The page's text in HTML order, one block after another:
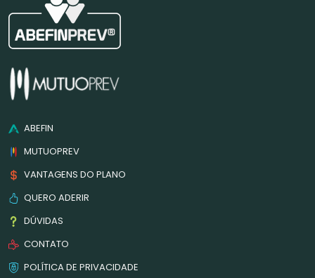
ABEFIN
MUTUOPREV
VANTAGENS DO PLANO
QUERO ADERIR
DÚVIDAS
CONTATO
POLÍTICA DE PRIVACIDADE